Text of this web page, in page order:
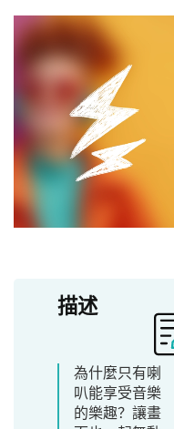
描述
為什麼只有喇
叭能享受音樂
的樂趣？讓畫